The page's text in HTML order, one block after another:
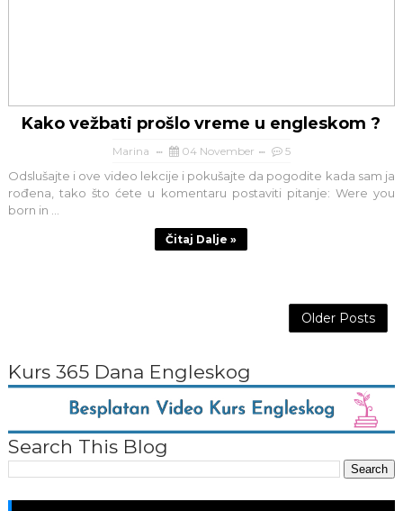
Kako vežbati prošlo vreme u engleskom ?
Marina 04 November 5
Odslušajte i ove video lekcije i pokušajte da pogodite kada sam ja
rođena, tako što ćete u komentaru postaviti pitanje: Were you
born in ...
Čitaj Dalje »
Older Posts
Kurs 365 Dana Engleskog
Search This Blog